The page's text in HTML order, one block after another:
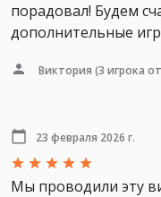
порадовал! Будем
дополнительные
Виктория (3 игрока
23 февраля 2026 г.
Мы проводили эту